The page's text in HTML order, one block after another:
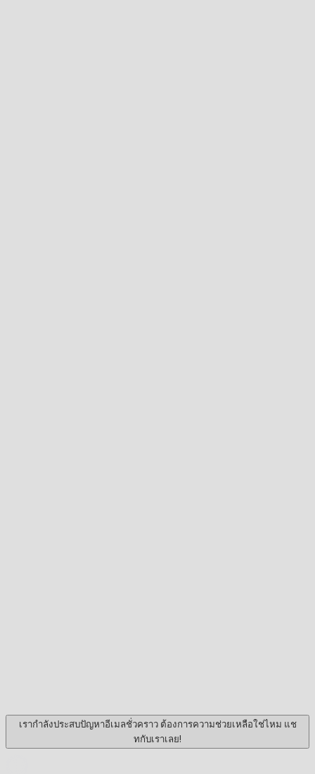
เรากำลังประสบปัญหาอีเมลชั่วคราว ต้องการความช่วยเหลือใช่ไหม แช
ทกับเราเลย!